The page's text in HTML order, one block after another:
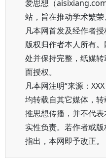
爱思想（
站，旨在推动学术繁荣
凡本网首发及经作者
版权归作者本人所有
处并保持完整，纸媒
面授权。
凡本网注明“来源：
均转载自其它媒体，
推思想传播，并不代
实性负责。若作者或
指出，本网即予改正。